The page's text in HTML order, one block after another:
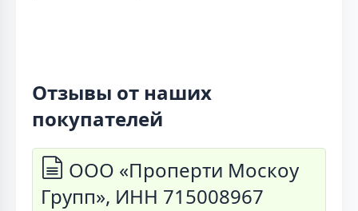
Отзывы от наших
покупателей
ООО «Проперти Москоу
Групп», ИНН 715008967